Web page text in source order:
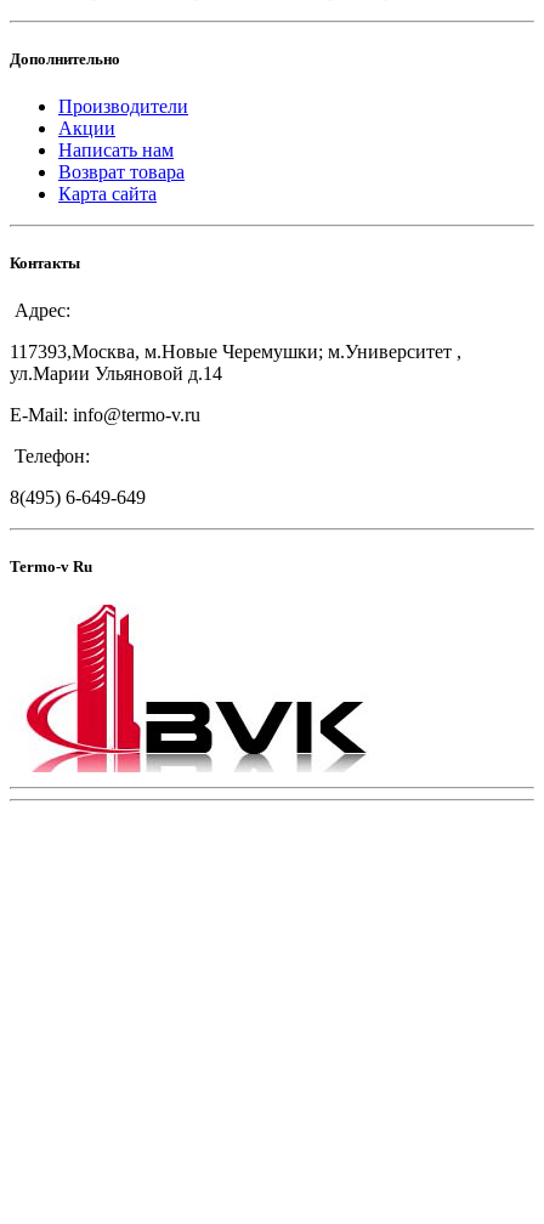
Дополнительно
Производители
Акции
Написать нам
Возврат товара
Карта сайта
Контакты
Адрес:
117393,Москва, м.Новые Черемушки; м.Университет ,
ул.Марии Ульяновой д.14
E-Mail: info@termo-v.ru
Телефон:
8(495) 6-649-649
Termo-v Ru